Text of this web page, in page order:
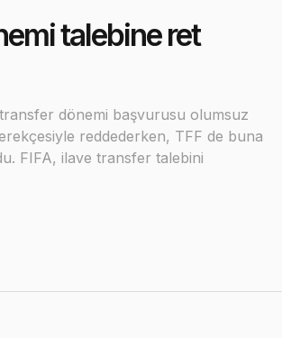
talebine ret
dönemi başvurusu olumsuz
reddederken, TFF de buna
FIFA, ilave transfer talebini